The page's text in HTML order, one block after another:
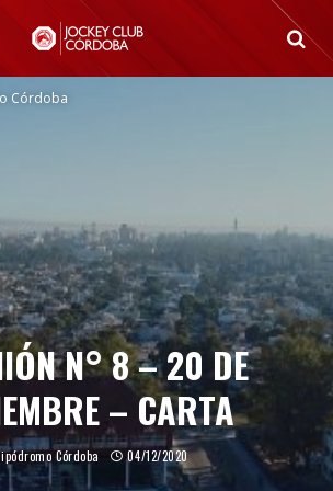
Córdoba
N° 8 – 20 DE
– CARTA
Córdoba 04/12/2020